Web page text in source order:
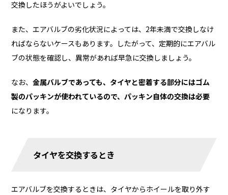
交換したほうがよいでしょう。
また、エアバルブの劣化状況によっては、2年未満で交換しなけ
ればならないケースもあります。したがって、定期的にエアバル
ブの状態を確認し、異常があれば早急に交換しましょう。
なお、金属バルブであっても、タイヤと密着する部分にはゴム
製のパッキンが使われているので、パッキン自体の交換は必要
になります。
タイヤを交換するとき
エアバルブを交換するときは、タイヤからホイールを取り外す